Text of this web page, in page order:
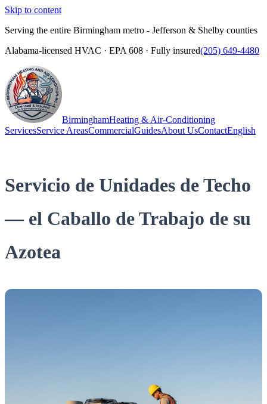
Skip to content
Serving the entire Birmingham metro - Jefferson & Shelby counties
Alabama-licensed HVAC · EPA 608 · Fully insured(205) 649-4480
BirminghamHeating & Air-Conditioning
ServicesService AreasCommercialGuidesAbout UsContactEnglish
Servicio de Unidades de Techo
— el Caballo de Trabajo de su
Azotea